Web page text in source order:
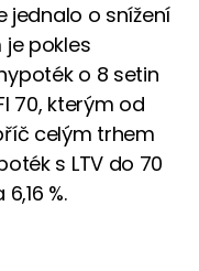
jednalo o snížení
je pokles
o 8 setin
70, kterým od
celým trhem
s LTV do 70
%.